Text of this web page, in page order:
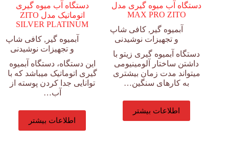
دستگاه آب میوه گیری مدل
MAX PRO ZITO
آبمیوه گیر ,کافی شاپ
و تجهیزات نوشیدنی
دستگاه آبمیوه گیری زیتو با
داشتن ساختار آلومینیومی
میتواند مدت زمان بیشتری
به کارهای سنگین…
اطلاعات بیشتر
دستگاه آب میوه گیری
اتوماتیک مدل ZITO
SILVER PLATINUM
آبمیوه گیر ,کافی شاپ
و تجهیزات نوشیدنی
این دستگاه، دستگاه آبمیوه
گیری اتوماتیک میباشد که با
توانایی جدا کردن پوسته از
آب…
اطلاعات بیشتر